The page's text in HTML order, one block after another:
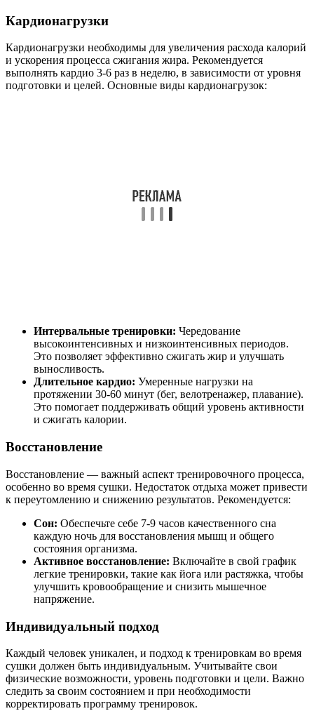
Кардионагрузки
Кардионагрузки необходимы для увеличения расхода калорий
и ускорения процесса сжигания жира. Рекомендуется
выполнять кардио 3-6 раз в неделю, в зависимости от уровня
подготовки и целей. Основные виды кардионагрузок:
Интервальные тренировки: Чередование
высокоинтенсивных и низкоинтенсивных периодов.
Это позволяет эффективно сжигать жир и улучшать
выносливость.
Длительное кардио: Умеренные нагрузки на
протяжении 30-60 минут (бег, велотренажер, плавание).
Это помогает поддерживать общий уровень активности
и сжигать калории.
Восстановление
Восстановление — важный аспект тренировочного процесса,
особенно во время сушки. Недостаток отдыха может привести
к переутомлению и снижению результатов. Рекомендуется:
Сон: Обеспечьте себе 7-9 часов качественного сна
каждую ночь для восстановления мышц и общего
состояния организма.
Активное восстановление: Включайте в свой график
легкие тренировки, такие как йога или растяжка, чтобы
улучшить кровообращение и снизить мышечное
напряжение.
Индивидуальный подход
Каждый человек уникален, и подход к тренировкам во время
сушки должен быть индивидуальным. Учитывайте свои
физические возможности, уровень подготовки и цели. Важно
следить за своим состоянием и при необходимости
корректировать программу тренировок.